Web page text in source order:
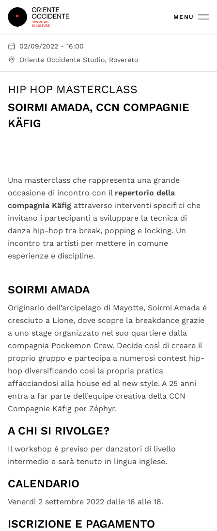
Oriente Occidente MENU
02/09/2022 - 16:00
Oriente Occidente Studio, Rovereto
HIP HOP MASTERCLASS
SOIRMI AMADA, CCN COMPAGNIE
KÄFIG
Soirmi Amada/CCN Cie Käfig, Zéphyr | ph Laurent
Una masterclass che rappresenta una grande
occasione di incontro con il repertorio della
compagnia Käfig attraverso interventi specifici che
invitano i partecipanti a sviluppare la tecnica di
danza hip-hop tra break, popping e locking. Un
incontro tra artisti per mettere in comune
esperienze e discipline.
SOIRMI AMADA
Originario dell’arcipelago di Mayotte, Soirmi Amada é
cresciuto a Lione, dove scopre la breakdance grazie
a uno stage organizzato nel suo quartiere dalla
compagnia Pockemon Crew. Decide così di creare il
proprio gruppo e partecipa a numerosi contest hip-
hop diversificando così la propria pratica
affacciandosi alla house ed al new style. A 25 anni
entra a far parte dell’equipe creativa della CCN
Compagnie Käfig per Zéphyr.
A CHI SI RIVOLGE?
Il workshop è previso per danzatori di livello
intermedio e sarà tenuto in lingua inglese.
CALENDARIO
Venerdì 2 settembre 2022 dalle 16 alle 18.
ISCRIZIONE E PAGAMENTO